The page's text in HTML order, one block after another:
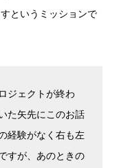
というミッションで
ジェクトが終わ
た矢先にこのお話
経験がなく右も左
すが、あのときの